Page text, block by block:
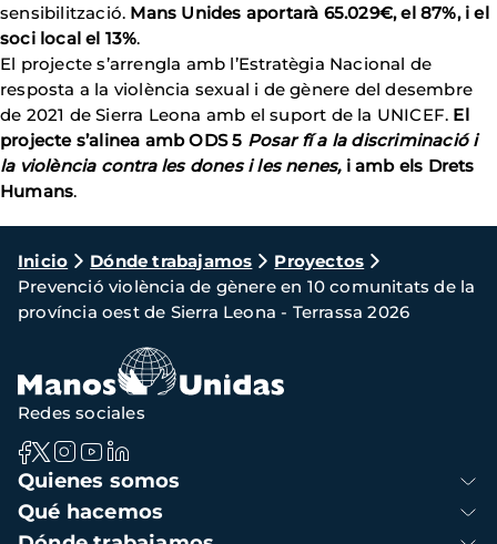
sensibilització. Mans Unides aportarà 65.029€, el 87%, i el
soci local el 13%.
El projecte s’arrengla amb l’Estratègia Nacional de
resposta a la violència sexual i de gènere del desembre
de 2021 de Sierra Leona amb el suport de la UNICEF. El
projecte s’alinea amb ODS 5 Posar fí a la discriminació i
la violència contra les dones i les nenes, i amb els Drets
Humans.
Ruta
de
navegación
Inicio Dónde trabajamos
Proyectos
Prevenció violència de gènere en 10 comunitats de la
província oest de Sierra Leona - Terrassa 2026
Navegación
principal
Quienes somos
Qué hacemos
Redes sociales